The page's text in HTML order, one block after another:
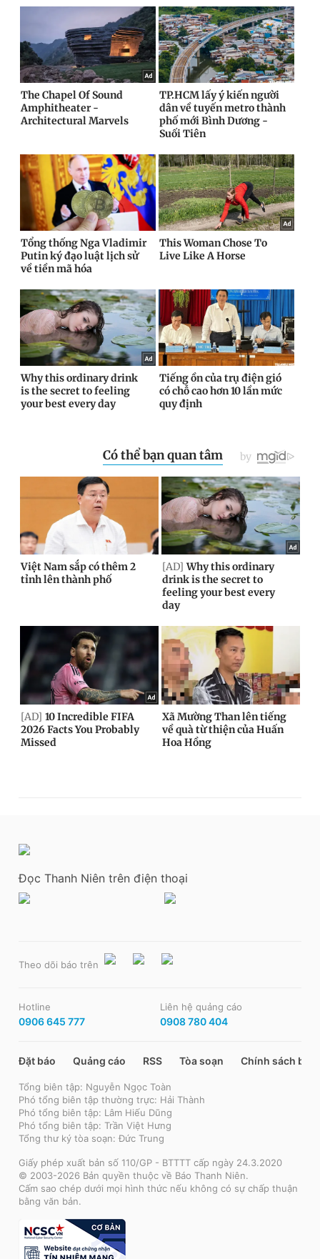
Đọc Thanh Niên trên điện thoại
Theo dõi báo trên
Hotline
0906 645 777
Liên hệ quảng cáo
0908 780 404
Đặt báo Quảng cáo RSS Tòa soạn Chính sách bảo
Tổng biên tập: Nguyễn Ngọc Toàn
Phó tổng biên tập thường trực: Hải Thành
Phó tổng biên tập: Lâm Hiếu Dũng
Phó tổng biên tập: Trần Việt Hưng
Tổng thư ký tòa soạn: Đức Trung
Giấy phép xuất bản số 110/GP - BTTTT cấp ngày 24.3.2020
© 2003-2026 Bản quyền thuộc về Báo Thanh Niên.
Cấm sao chép dưới mọi hình thức nếu không có sự chấp thuận
bằng văn bản.